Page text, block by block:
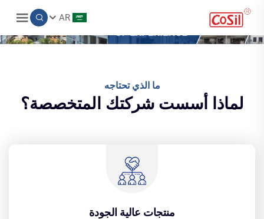
AR
ما الذي تحتاجه
لماذا أسست شركتك المتخصصة؟
منتجات عالية الجودة